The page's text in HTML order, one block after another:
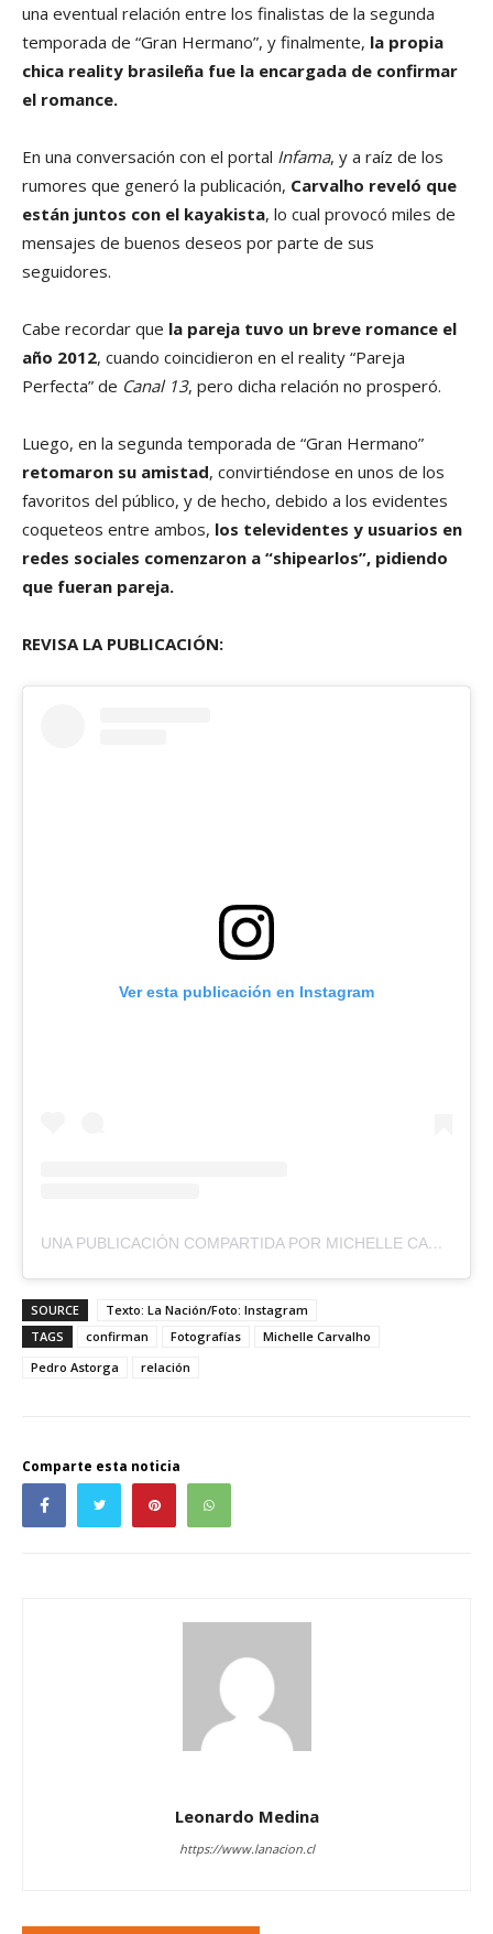
una eventual relación entre los finalistas de la segunda
temporada de “Gran Hermano”, y finalmente, la propia
chica reality brasileña fue la encargada de confirmar
el romance.
En una conversación con el portal Infama, y a raíz de los
rumores que generó la publicación, Carvalho reveló que
están juntos con el kayakista, lo cual provocó miles de
mensajes de buenos deseos por parte de sus
seguidores.
Cabe recordar que la pareja tuvo un breve romance el
año 2012, cuando coincidieron en el reality “Pareja
Perfecta” de Canal 13, pero dicha relación no prosperó.
Luego, en la segunda temporada de “Gran Hermano”
retomaron su amistad, convirtiéndose en unos de los
favoritos del público, y de hecho, debido a los evidentes
coqueteos entre ambos, los televidentes y usuarios en
redes sociales comenzaron a “shipearlos”, pidiendo
que fueran pareja.
REVISA LA PUBLICACIÓN:
Ver esta publicación en Instagram
UNA PUBLICACIÓN COMPARTIDA POR MICHELLE CARVALHO (@MRS_CARVALHO)
SOURCE
Texto: La Nación/Foto: Instagram
TAGS
confirman Fotografías
Michelle Carvalho
Pedro Astorga
relación
Comparte esta noticia
Leonardo Medina
https://www.lanacion.cl